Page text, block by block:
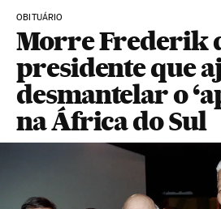
OBITUÁRIO
Morre Frederik
presidente que
desmantelar o
na África do Sul